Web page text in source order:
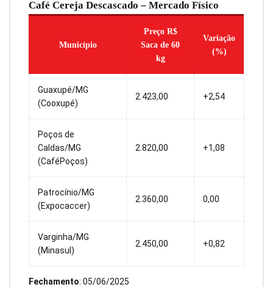
Café Cereja Descascado – Mercado Físico
Município
Preço R$
Saca de 60
kg
Variação
(%)
Guaxupé/MG
(Cooxupé)
2.423,00 +2,54
Poços de
Caldas/MG
(CaféPoços)
2.820,00 +1,08
Patrocínio/MG
(Expocaccer)
2.360,00 0,00
Varginha/MG
(Minasul)
2.450,00 +0,82
Fechamento: 05/06/2025